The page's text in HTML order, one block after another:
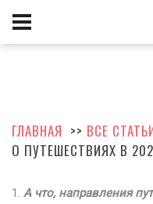
ГЛАВНАЯ >> ВСЕ
О ПУТЕШЕСТВИЯХ В
1. А что, направления